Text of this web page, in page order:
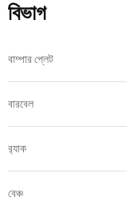
বিভাগ
বাম্পার প্লেট
বারবেল
র‍্যাক
বেঞ্চ